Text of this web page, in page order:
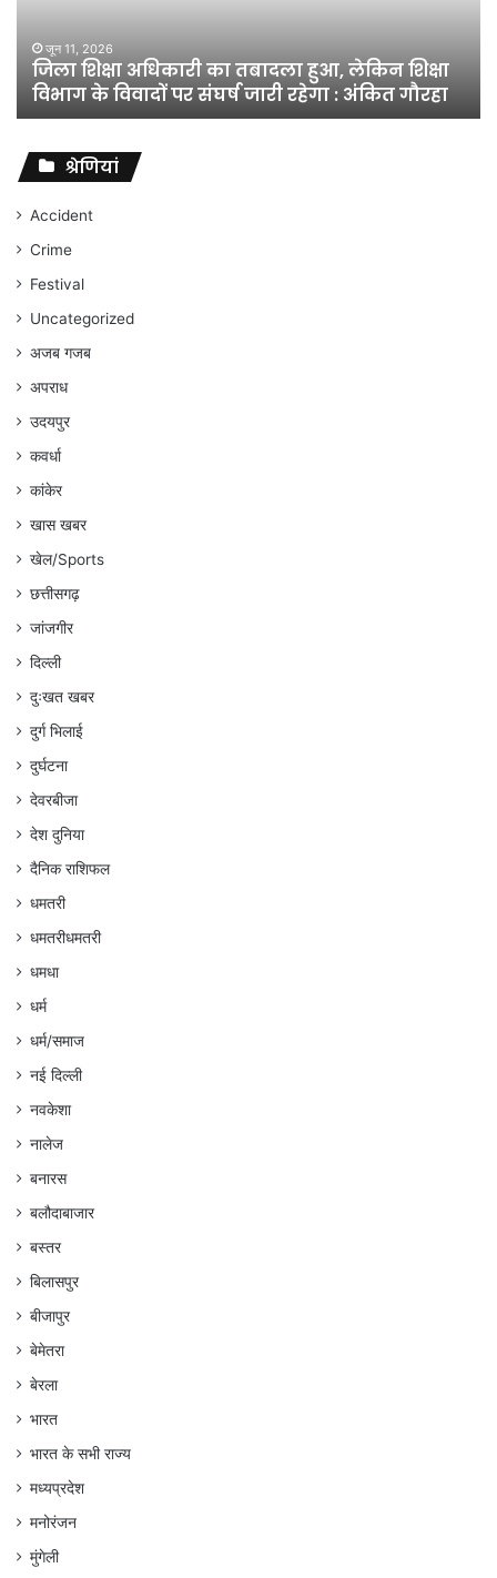
शिक्षा
विभाग
विवादों
संघर्ष
जारी
रहेगा
अंकित
गौरहा
जून 11, 2026
जिला शिक्षा अधिकारी का तबादला हुआ, लेकिन शिक्षा
विभाग के विवादों पर संघर्ष जारी रहेगा : अंकित गौरहा
श्रेणियां
Accident
Crime
Festival
Uncategorized
अजब गजब
अपराध
उदयपुर
कवर्धा
कांकेर
खास खबर
खेल/Sports
छत्तीसगढ़
जांजगीर
दिल्ली
दुःखत खबर
दुर्ग भिलाई
दुर्घटना
देवरबीजा
देश दुनिया
दैनिक राशिफल
धमतरी
धमतरीधमतरी
धमधा
धर्म
धर्म/समाज
नई दिल्ली
नवकेशा
नालेज
बनारस
बलौदाबाजार
बस्तर
बिलासपुर
बीजापुर
बेमेतरा
बेरला
भारत
भारत के सभी राज्य
मध्यप्रदेश
मनोरंजन
मुंगेली